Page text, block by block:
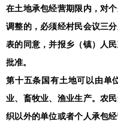
在土地承包经营期限内，对
调整的，必须经村民会议三
表的同意，并报乡（镇）人
批准。
第十五条国有土地可以由单
业、畜牧业、渔业生产。农
织以外的单位或者个人承包